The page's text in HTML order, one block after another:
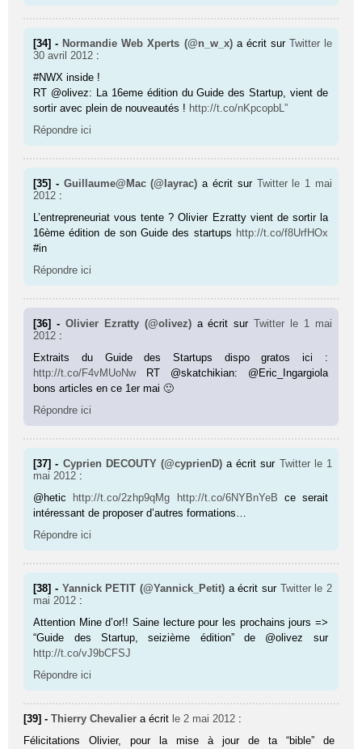
[34] - Normandie Web Xperts (@n_w_x) a écrit sur Twitter le
30 avril 2012 :
#NWX inside !
RT @olivez: La 16eme édition du Guide des Startup, vient de
sortir avec plein de nouveautés ! http://t.co/nKpcopbL”
Répondre ici
[35] - Guillaume@Mac (@layrac) a écrit sur Twitter le 1 mai
2012 :
L’entrepreneuriat vous tente ? Olivier Ezratty vient de sortir la
16ème édition de son Guide des startups http://t.co/f8UrfHOx
#in
Répondre ici
[36] - Olivier Ezratty (@olivez) a écrit surTwitter
le 1 mai
2012 :
Extraits du Guide des Startups dispo gratos ici :
http://t.co/F4vMUoNwRT @skatchikian: @Eric_Ingargiola
bons articles en ce 1er mai 🙂
Répondre ici
[37] - Cyprien DECOUTY (@cyprienD) a écrit sur Twitter le 1
mai 2012 :
@hetic
http://t.co/2zhp9qMg http://t.co/6NYBnYeB ce serait
intéressant de proposer d’autres formations…
Répondre ici
[38] - Yannick PETIT (@Yannick_Petit) a écrit sur Twitter le 2
mai 2012 :
Attention Mine d’or!! Saine lecture pour les prochains jours =>
“Guide des Startup, seizième édition” de @olivez sur
http://t.co/vJ9bCFSJ
Répondre ici
[39] -Thierry Chevalier a écrit le 2 mai 2012 :
Félicitations Olivier, pour la mise à jour de ta “bible” de